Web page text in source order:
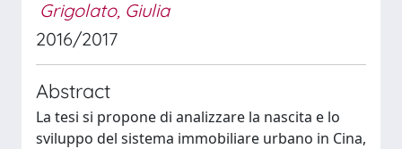
Grigolato, Giulia
2016/2017
Abstract
La tesi si propone di analizzare la nascita e lo
sviluppo del sistema immobiliare urbano in Cina,